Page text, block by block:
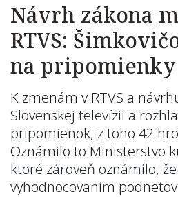
Návrh zákona
RTVS:
na pripomienky
K zmenám v RTVS a
Slovenskej televízii a
pripomienok, z toho 42
Oznámilo to Ministerstvo
ktoré zároveň oznámilo,
vyhodnocovaním podnetov